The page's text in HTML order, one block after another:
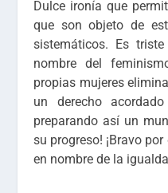
Dulce ironía que
que son objeto de
sistemáticos. Es
nombre del
propias mujeres
un derecho
preparando así un
su progreso! ¡Bravo
en nombre de la